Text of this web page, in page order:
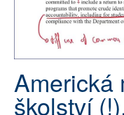
Americká
školství